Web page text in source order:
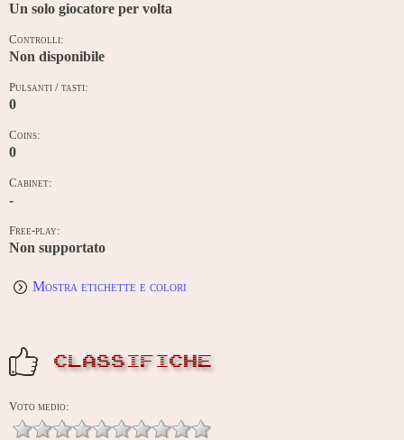
Un solo giocatore per volta
Controlli:
Non disponibile
Pulsanti / tasti:
0
Coins:
0
Cabinet:
-
Free-play:
Non supportato
Mostra etichette e colori
CLASSIFICHE
Voto medio: